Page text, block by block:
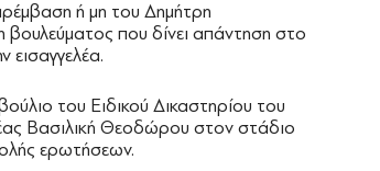
ή μη του Δημήτρη
που δίνει απάντηση στο
εισαγγελέα.
του Ειδικού Δικαστηρίου του
Βασιλική Θεοδώρου στον στάδιο
ερωτήσεων.